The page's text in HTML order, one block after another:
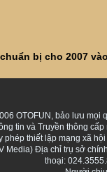
bị cho 2007
OTOFUN, bảo lưu mọi
tin và Truyền thông
thiết lập mạng xã
Media) Địa chỉ trụ sở
thoại: